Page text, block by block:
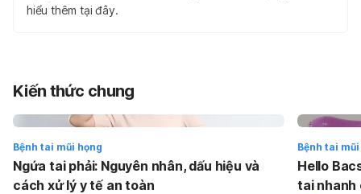
hiểu thêm tại đây.
Kiến thức chung
Bệnh tai mũi họng
Ngứa tai phải: Nguyên nhân, dấu hiệu và
cách xử lý y tế an toàn
Bệnh tai
Hello
tai nhanh